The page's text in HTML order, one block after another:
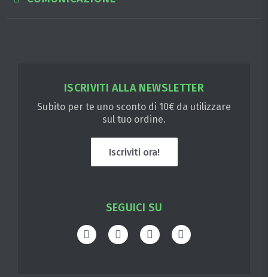
ISCRIVITI ALLA NEWSLETTER
Subito per te uno sconto di 10€ da utilizzare
sul tuo ordine.
Iscriviti ora!
SEGUICI SU